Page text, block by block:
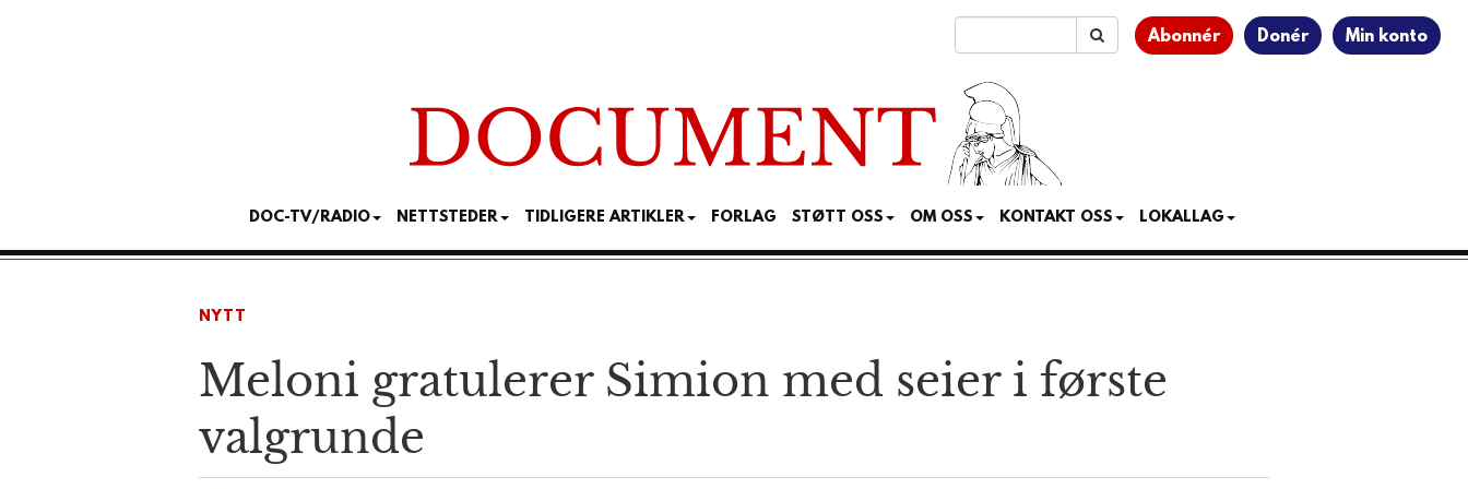
Abonnér Donér Min konto
DOC-TV/RADIO NETTSTEDER TIDLIGERE ARTIKLER FORLAG STØTT OSS OM OSS KONTAKT OSS LOKALLAG
NYTT
Meloni gratulerer Simion med seier i første
valgrunde